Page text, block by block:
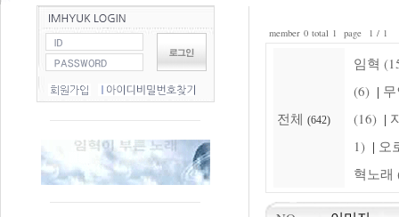
member 0 total 1 page 1 / 1
전체 (642)
임혁
(6) |
(16) |
1) | 오
혁노래